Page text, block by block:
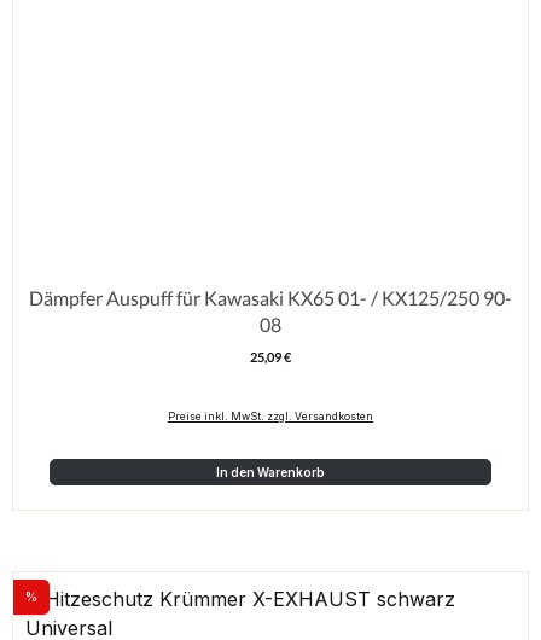
Dämpfer Auspuff für Kawasaki KX65 01- / KX125/250 90-
08
Regulärer Preis:
25,09 €
Preise inkl. MwSt. zzgl. Versandkosten
In den Warenkorb
Rabatt
%